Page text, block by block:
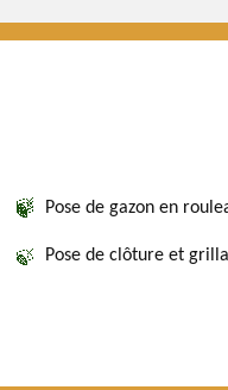
Pose de gazon en
Pose de clôture et